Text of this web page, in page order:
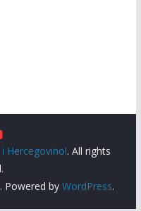
Hercegovino!. All rights
Powered by WordPress.